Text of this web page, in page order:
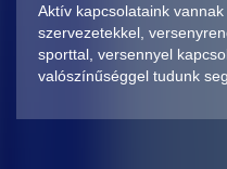
Aktív kapcsolataink
szervezetekkel,
sporttal, versennyel
valószínűséggel tudunk